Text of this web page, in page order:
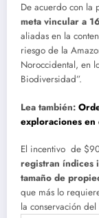
De acuerdo con la
meta vincular a
aliadas en la
riesgo de la
Noroccidental, en
Biodiversidad”.
Lea también:
exploraciones en
El incentivo de
registran índices
tamaño de
que más lo
la conservación